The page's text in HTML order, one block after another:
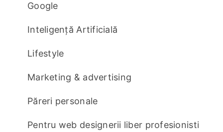
Google
Inteligență Artificială
Lifestyle
Marketing & advertising
Păreri personale
Pentru web designerii liber profesionisti